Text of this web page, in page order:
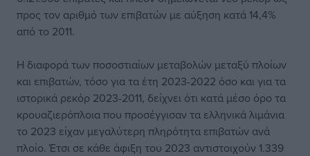
προς τον αριθμό των επιβατών με αύξηση κατά 14,4%
από το 2011.
Η διαφορά των ποσοστιαίων μεταβολών μεταξύ πλοίων
και επιβατών, τόσο για τα έτη 2023-2022 όσο και για τα
ιστορικά ρεκόρ 2023-2011, δείχνει ότι κατά μέσο όρο τα
κρουαζιερόπλοια που προσέγγισαν τα ελληνικά λιμάνια
το 2023 είχαν μεγαλύτερη πληρότητα επιβατών ανά
πλοίο. Έτσι σε κάθε άφιξη του 2023 αντιστοιχούν 1.339